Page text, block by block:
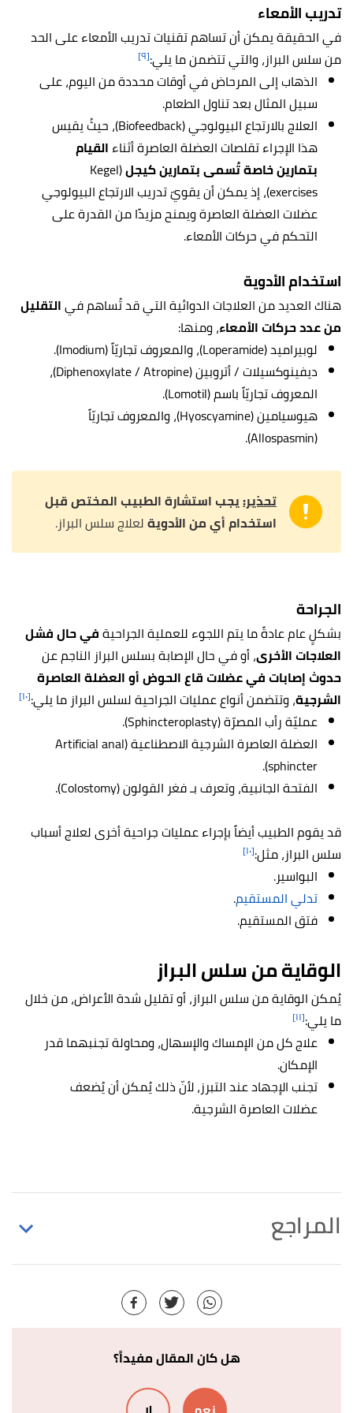
تدريب الأمعاء
في الحقيقة يمكن أن تساهم تقنيات تدريب الأمعاء على الحد
من سلس البراز، والتي تتضمن ما يلي:[٩]
الذهاب إلى المرحاض في أوقات محددة من اليوم، على
سبيل المثال بعد تناول الطعام.
العلاج بالارتجاع البيولوجي (Biofeedback)، حيثُ يقيس
هذا الإجراء تقلصات العضلة العاصرة أثناءالقيام
بتمارين خاصة تُسمى بتمارين كيجل (Kegel
exercises)، إذ يمكن أن يقويّ تدريب الارتجاع البيولوجي
عضلات العضلة العاصرة ويمنح مزيدًا من القدرة على
التحكم في حركات الأمعاء.
استخدام الأدوية
هناك العديد من العلاجات الدوائية التي قد تُساهم فيالتقليل
من عدد حركات الأمعاء، ومنها:
لوبيراميد (Loperamide)، والمعروف تجاريّاً (Imodium).
ديفينوكسيلات / أتروبين (Diphenoxylate / Atropine)،
المعروف تجاريّاً باسم (Lomotil).
هيوسيامين (Hyoscyamine)، والمعروف تجاريّاً
(Allospasmin).
تحذير:يجب استشارة الطبيب المختص قبل
استخدام أي من الأدويةلعلاج سلس البراز.
الجراحة
بشكلٍ عام عادةً ما يتم اللجوء للعملية الجراحيةفي حال فشل
العلاجات الأخرى، أو في حال الإصابة بسلس البراز الناجم عن
حدوث إصابات في عضلات قاع الحوض أو العضلة العاصرة
الشرجية، وتتضمن أنواع عمليات الجراحية لسلس البراز ما يلي:[١٠]
عمليّة رأب المصرّة (Sphincteroplasty).
العضلة العاصرة الشرجية الاصطناعية (Artificial anal
sphincter).
الفتحة الجانبية، وتعرف بـ فغر القولون (Colostomy).
قد يقوم الطبيب أيضاً بإجراء عمليات جراحية أخرى لعلاج أسباب
سلس البراز، مثل:[١٠]
البواسير.
تدلي المستقيم.
فتق المستقيم.
الوقاية من سلس البراز
يُمكن الوقاية من سلس البراز، أو تقليل شدة الأعراض، من خلال
ما يلي:[١١]
علاج كل من الإمساك والإسهال، ومحاولة تجنبهما قدر
الإمكان.
تجنب الإجهاد عند التبرز، لأنّ ذلك يُمكن أن يُضعف
عضلات العاصرة الشرجية.
المراجع
^أبincontinence is the loss,able to control passing
urine. "Bowel incontinence",medlineplus
هل كان المقال مفيداً؟